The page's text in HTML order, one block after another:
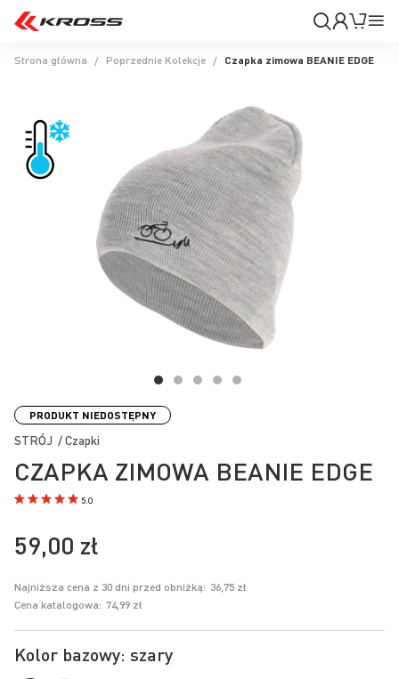
Mój
Moje
konto
Strona główna Poprzednie Kolekcje Czapka zimowa BEANIE EDGE
koniec
galerii
na
początek
galerii
CZAPKA ZIMOWA BEANIE EDGE
5.0
PRODUKT NIEDOSTĘPNY
STRÓJ / Czapki
Kolor bazowy: szary
59,00 zł
Najniższa cena z 30 dni przed obniżką: 36,75 zł
Cena katalogowa: 74,99 zł